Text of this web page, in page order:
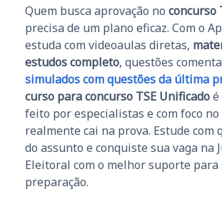
Quem busca aprovação no concurso
precisa de um plano eficaz. Com o
estuda com videoaulas diretas,
estudos completo, questões
simulados com questões da última
curso para concurso TSE Unificadoé
feito por especialistas e com foco no
realmente cai na prova. Estude com
do assunto e conquiste sua vaga na
Eleitoral com o melhor suporte para
preparação.